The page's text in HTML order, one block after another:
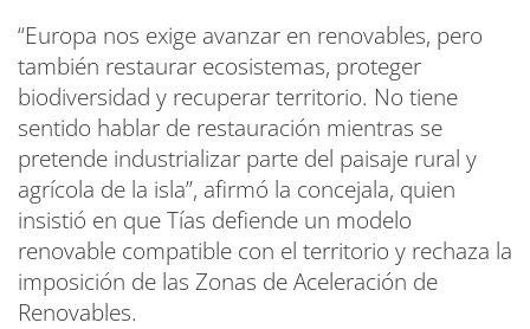
“Europa nos exige avanzar en renovables, pero
también restaurar ecosistemas, proteger
biodiversidad y recuperar territorio. No tiene
sentido hablar de restauración mientras se
pretende industrializar parte del paisaje rural y
agrícola de la isla”, afirmó la concejala, quien
insistió en que Tías defiende un modelo
renovable compatible con el territorio y rechaza la
imposición de las Zonas de Aceleración de
Renovables.